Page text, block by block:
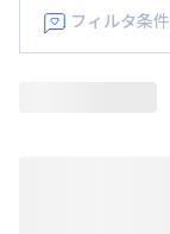
フィルタ条